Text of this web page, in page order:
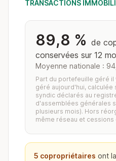
TRANSACTIONS
89,8 % de
conservées sur 12
Moyenne nationale :
Part du portefeuille géré
géré aujourd'hui, calculée
syndic déclarés au
d'assemblées générales
plusieurs mois). Hors
même réseau et
5 copropriétaires ont